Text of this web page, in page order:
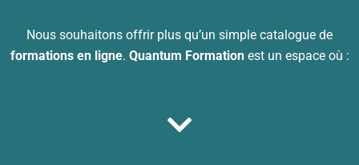
Nous souhaitons offrir plus qu’un simple catalogue de
formations en ligne. Quantum Formationest un espace où :